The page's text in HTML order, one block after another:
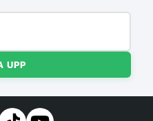
UPP